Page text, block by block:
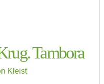
Tambora
Kleist